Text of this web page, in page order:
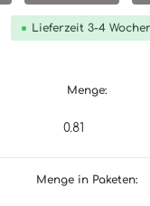
Lieferzeit 3-4
Menge:
Menge in Paketen: